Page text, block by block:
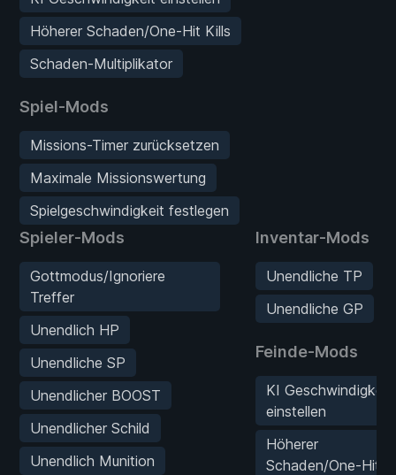
Höherer Schaden/One-Hit Kills
Schaden-Multiplikator
Spiel-Mods
Missions-Timer zurücksetzen
Maximale Missionswertung
Spielgeschwindigkeit festlegen
Spieler-Mods
Gottmodus/Ignoriere
Treffer
Unendlich HP
Unendliche SP
Unendlicher BOOST
Unendlicher Schild
Unendlich Munition
Inventar-Mods
Unendliche TP
Unendliche GP
Feinde-Mods
KI Geschwindigkeit
einstellen
Höherer
Schaden/One-Hit